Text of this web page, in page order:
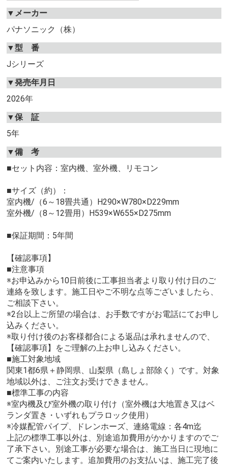
▼メーカー
パナソニック（株）
▼型 番
Jシリーズ
▼発売年月日
2026年
▼保 証
5年
▼備 考
■セット内容：室内機、室外機、リモコン
■サイズ（約）：
室内機/（6～18畳共通）H290×W780×D229mm
室外機/（8～12畳用）H539×W655×D275mm
■保証期間：5年間
【確認事項】
■注意事項
※お申込みから10日前後に工事担当者より取り付け日のご
連絡を致します。施工日やご不明な点等ございましたら、
ご相談下さい。
※2台以上ご所望の場合は、お手数ですがお電話にてお申し
込みください。
※取り付け後のお客様都合による返品は承れませんので、
【確認事項】をご理解の上お申し込みください。
■施工対象地域
関東1都6県＋静岡県、山梨県（島しょ部除く）です。対象
地域以外は、ご注文お受けできません。
■標準工事の内容
※室内機及び室外機の取り付け（室外機は大地置き又はベ
ランダ置き・いずれもプラロック使用）
※冷媒配管パイプ、ドレンホーズ、連絡電線：各4m迄
上記の標準工事以外は、別途追加費用がかかりますのでご
了承下さい。別途工事が必要な場合は、施工当日に現地に
てご案内いたします。追加費用のお支払いは、施工完了後